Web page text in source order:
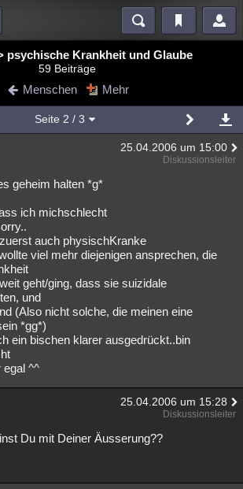
Blogs
Mystery Kriminalfälle
Technologie
Unterhaltung
Orte Esoterik Literatur
Gruppen Gaming Filme
Verbesserungen
psychische Krankheit und Glaube
59 Beiträge
Menschen Mehr
Seite 2 / 3
25.04.2006 um 15:00
Diskussionsleiter
geheim halten *g*
ich michschlecht
auch physischKranke
viel mehr diejenigen ansprechen, die
geht/ging, dass sie suizidale
und
(Also nicht solche, die meinen eine
*gg*)
ein bischen klarer ausgedrückt..bin
egal ^^
25.04.2006 um 15:28
Diskussionsleiter
Du mit Deiner Äusserung??